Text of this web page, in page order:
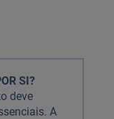
SI?
deve
A